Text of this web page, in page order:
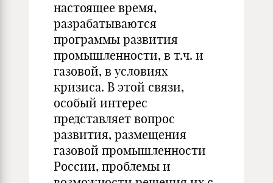
настоящее время,
разрабатываются
программы развития
промышленности, в т.ч. и
газовой, в условиях
кризиса. В этой связи,
особый интерес
представляет вопрос
развития, размещения
газовой промышленности
России, проблемы и